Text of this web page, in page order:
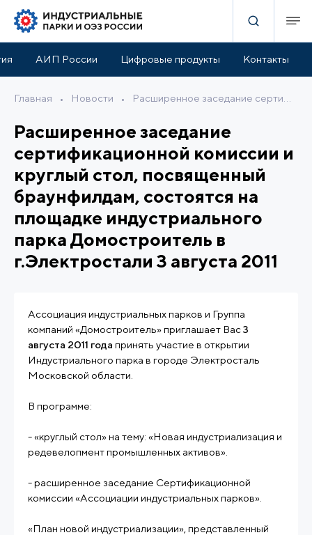
АИП России Цифровые продукты Контакты
Главная • Новости •
Расширенное заседание
сертификационной комиссии и
круглый стол, посвященный
браунфилдам, состоятся на
площадке индустриального
парка Домостроитель в
г.Электростали 3 августа 2011
Ассоциация индустриальных парков и Группа
компаний «Домостроитель» приглашает Вас3
августа 2011 года принять участие в открытии
Индустриального парка в городе Электросталь
Московской области.
В программе:
- «круглый стол» на тему: «Новая индустриализация и
редевелопмент промышленных активов».
- расширенное заседание Сертификационной
комиссии «Ассоциации индустриальных парков».
«План новой индустриализации», представленный